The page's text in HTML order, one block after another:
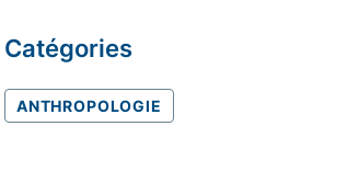
Catégories
ANTHROPOLOGIE